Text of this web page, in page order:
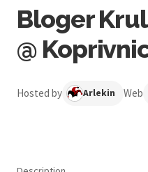
Bloger
@
Hosted by Arlekin Web